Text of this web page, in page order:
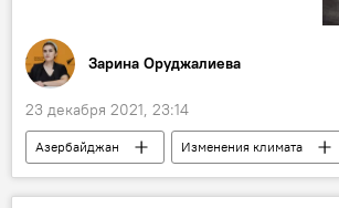
Зарина Оруджалиева
23 декабря 2021, 23:14
Азербайджан
Изменения климата
Катастрофа
сценарий экологи